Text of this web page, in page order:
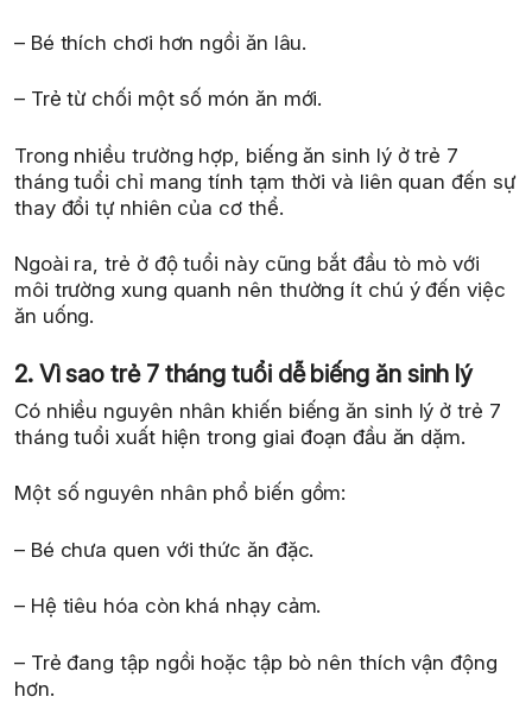
– Bé thích chơi hơn ngồi ăn lâu.
– Trẻ từ chối một số món ăn mới.
Trong nhiều trường hợp, biếng ăn sinh lý ở trẻ 7
tháng tuổi chỉ mang tính tạm thời và liên quan đến sự
thay đổi tự nhiên của cơ thể.
Ngoài ra, trẻ ở độ tuổi này cũng bắt đầu tò mò với
môi trường xung quanh nên thường ít chú ý đến việc
ăn uống.
2. Vì sao trẻ 7 tháng tuổi dễ biếng ăn sinh lý
Có nhiều nguyên nhân khiến biếng ăn sinh lý ở trẻ 7
tháng tuổi xuất hiện trong giai đoạn đầu ăn dặm.
Một số nguyên nhân phổ biến gồm:
– Bé chưa quen với thức ăn đặc.
– Hệ tiêu hóa còn khá nhạy cảm.
– Trẻ đang tập ngồi hoặc tập bò nên thích vận động
hơn.